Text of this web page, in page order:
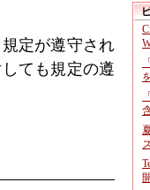
定が遵守され
ても規定の遵